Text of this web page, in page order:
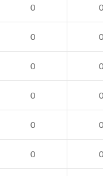
0 0
0 0
0 0
0 0
0 0
0 0